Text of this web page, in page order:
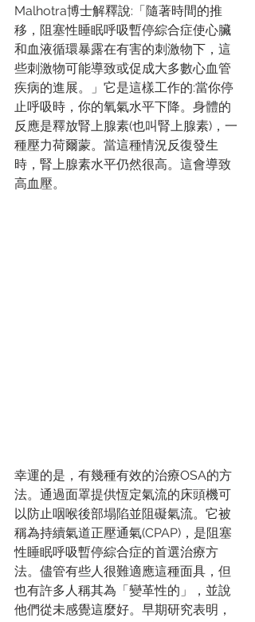
Malhotra博士解釋說:「隨著時間的推
移，阻塞性睡眠呼吸暫停綜合症使心臟
和血液循環暴露在有害的刺激物下，這
些刺激物可能導致或促成大多數心血管
疾病的進展。」它是這樣工作的:當你停
止呼吸時，你的氧氣水平下降。身體的
反應是釋放腎上腺素(也叫腎上腺素)，一
種壓力荷爾蒙。當這種情況反復發生
時，腎上腺素水平仍然很高。這會導致
高血壓。
幸運的是，有幾種有效的治療OSA的方
法。通過面罩提供恆定氣流的床頭機可
以防止咽喉後部塌陷並阻礙氣流。它被
稱為持續氣道正壓通氣(CPAP)，是阻塞
性睡眠呼吸暫停綜合症的首選治療方
法。儘管有些人很難適應這種面具，但
也有許多人稱其為「變革性的」，並說
他們從未感覺這麼好。早期研究表明，